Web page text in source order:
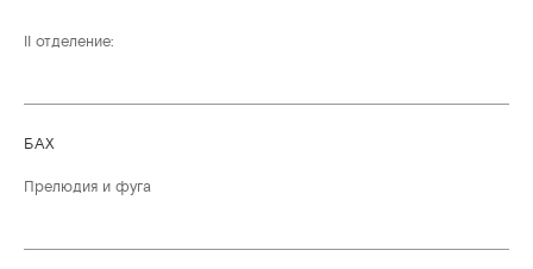
II отделение:
БАХ
Прелюдия и фуга